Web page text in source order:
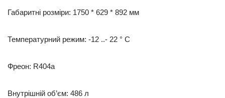
Габаритні розміри: 1750 * 629 * 892 мм
Температурний режим: -12 ..- 22 ° С
Фреон: R404a
Внутрішній об’єм: 486 л